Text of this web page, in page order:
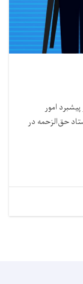
امور
۱۴۰۴، یک تن استاد حق‌الزحمه در